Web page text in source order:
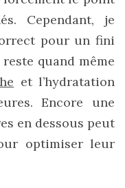
Cependant, je
pour un fini
quand même
et l’hydratation
Encore une
en dessous peut
optimiser leur